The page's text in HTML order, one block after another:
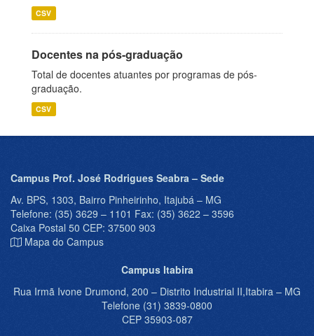
CSV
Docentes na pós-graduação
Total de docentes atuantes por programas de pós-
graduação.
CSV
Campus Prof. José Rodrigues Seabra – Sede
Av. BPS, 1303, Bairro Pinheirinho, Itajubá – MG
Telefone: (35) 3629 – 1101 Fax: (35) 3622 – 3596
Caixa Postal 50 CEP: 37500 903
Mapa do Campus
Campus Itabira
Rua Irmã Ivone Drumond, 200 – Distrito Industrial II,Itabira – MG
Telefone (31) 3839-0800
CEP 35903-087